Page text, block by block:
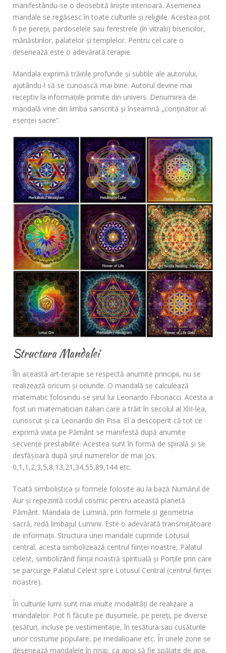
manifestându-se o deosebită linişte interioară. Asemenea
mandale se regăsesc în toate culturile şi religiile. Acestea pot
fi pe pereţii, pardoselele sau ferestrele (în vitralii) bisericilor,
mănăstirilor, palatelor şi templelor. Pentru cel care o
desenează este o adevărată terapie.
Mandala exprimă trăirile profunde şi subtile ale autorului,
ajutându-l să se cunoască mai bine. Autorul devine mai
receptiv la informaţiile primite din univers. Denumirea de
mandală vine din limba sanscrită şi înseamnă „conţinător al
esenţei sacre”.
Structura Mandalei
Îîn această art-terapie se respectă anumite principii, nu se
realizează oricum şi oriunde. O mandală se calculează
matematic folosindu-se şirul lui Leonardo Fibonacci. Acesta a
fost un matematician italian care a trăit în secolul al XlII-lea,
cunoscut şi ca Leonardo din Pisa. El a descoperit că tot ce
exprimă viaţa pe Pământ se manifestă după anumite
secvenţe prestabilite. Acestea sunt în formă de spirală şi se
desfăşoară după şirul numerelor de mai jos:
0,1,1,2,3,5,8,13,21,34,55,89,144 etc.
Toată simbolistica şi formele folosite au la bază Numărul de
Aur şi repezintă codul cosmic pentru această planetă
Pământ. Mandala de Lumină, prin formele şi geometria
sacră, redă limbajul Luminii. Este o adevărată transmiţătoare
de informaţii. Structura unei mandale cuprinde Lotusul
central, acesta simbolizează centrul fiinţei noastre, Palatul
celest, simbolizând fiinţa noastră spirituală și Porţile prin care
se parcurge Palatul Celest spre Lotusul Central (centrul fiinţei
noastre).
În culturile lumi sunt mai multe modalităţi de realizare a
mandalelor. Pot fi făcute pe duşumele, pe pereţi, pe diverse
ţesături, incluse pe vestimentaţie, în ţesătura sau cusăturile
unor costume populare, pe medalioane etc. În unele zone se
desenează mandalele în nisip, ca apoi să fie spălate de ape,